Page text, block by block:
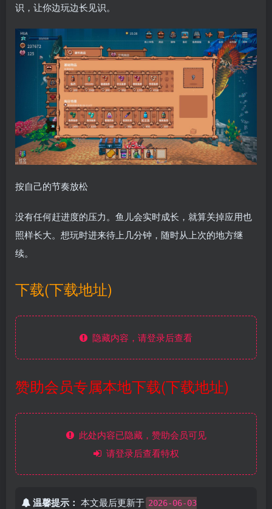
识，让你边玩边长见识。
按自己的节奏放松
没有任何赶进度的压力。鱼儿会实时成长，就算关掉应用也
照样长大。想玩时进来待上几分钟，随时从上次的地方继
续。
下载(下载地址)
隐藏内容，请登录后查看
赞助会员专属本地下载(下载地址)
此处内容已隐藏，赞助会员可见
请登录后查看特权
温馨提示： 本文最后更新于 2026-06-03